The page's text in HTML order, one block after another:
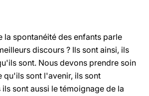
la spontanéité des enfants parle
discours ? Ils sont ainsi, ils
sont. Nous devons prendre soin
qu'ils sont l'avenir, ils sont
sont aussi le témoignage de la